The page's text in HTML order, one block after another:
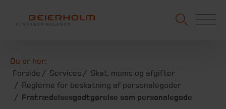
Du er her:
Forside
Services
Skat, moms og afgifter
Reglerne for beskatning af personalegoder
Fratrædelsesgodtgørelse som personalegode